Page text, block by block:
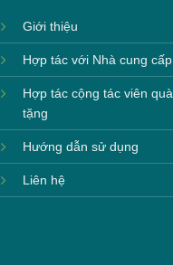
Giới thiệu
Hợp tác với Nhà cung cấp
Hợp tác cộng tác viên quà
tặng
Hướng dẫn sử dụng
Liên hệ